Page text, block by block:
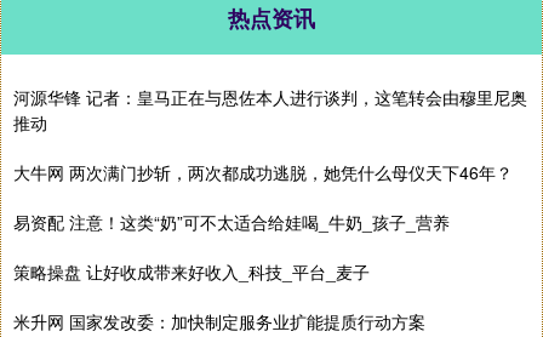
热点资讯
河源华锋 记者：皇马正在与恩佐本人进行谈判，这笔转会由穆里尼奥
推动
大牛网 两次满门抄斩，两次都成功逃脱，她凭什么母仪天下46年？
易资配 注意！这类“奶”可不太适合给娃喝_牛奶_孩子_营养
策略操盘 让好收成带来好收入_科技_平台_麦子
米升网 国家发改委：加快制定服务业扩能提质行动方案